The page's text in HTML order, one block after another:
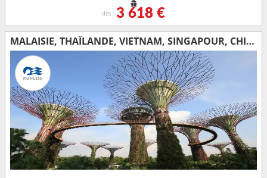
dès 3 618 €
MALAISIE, THAÏLANDE, VIETNAM, SINGAPOUR, CHINE, TAÏWAN, JAPON